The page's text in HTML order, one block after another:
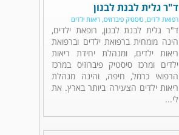
ד"ר גלית לבנת לבנון
רפואת ילדים, סיסטיק פיברוזיס, ריאות ילדים
ד"ר גלית לבנת לבנון, רופאת ילדים,
הינה מומחית ברפואת ילדים וברפואת
ריאות ילדים, ומנהלת יחידת ריאות
ילדים ומרכז סיסטיק פיברוזיס במרכז
הרפואי כרמל, חיפה, והינה מנהלת
ריאות ילדים הצעירה ביותר בארץ. את
לי...